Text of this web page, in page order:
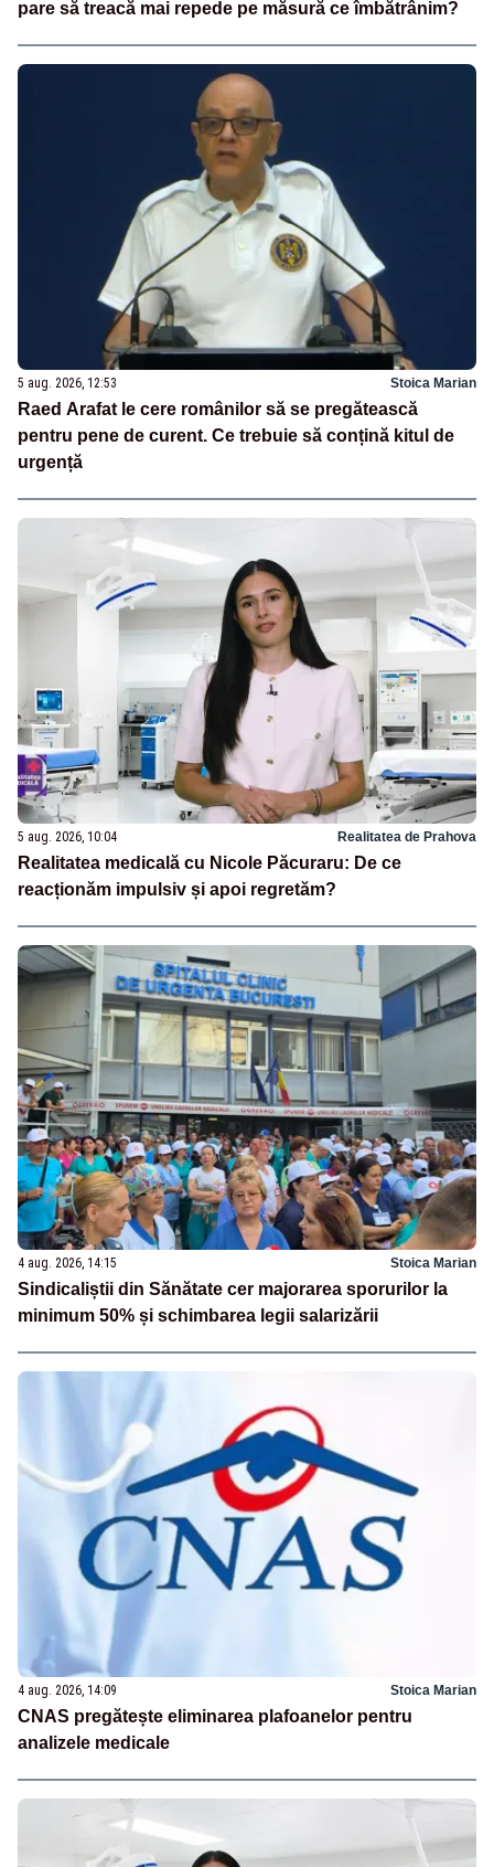
pare să treacă mai repede pe măsură ce îmbătrânim?
5 aug. 2026, 12:53 Stoica Marian
Raed Arafat le cere românilor să se pregătească
pentru pene de curent. Ce trebuie să conțină kitul de
urgență
5 aug. 2026, 10:04 Realitatea de Prahova
Realitatea medicală cu Nicole Păcuraru: De ce
reacționăm impulsiv și apoi regretăm?
4 aug. 2026, 14:15 Stoica Marian
Sindicaliștii din Sănătate cer majorarea sporurilor la
minimum 50% și schimbarea legii salarizării
4 aug. 2026, 14:09 Stoica Marian
CNAS pregătește eliminarea plafoanelor pentru
analizele medicale